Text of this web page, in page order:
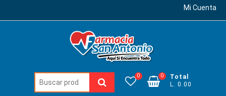
Mi Cuenta
Buscar: 0
Total
L. 0.00
0